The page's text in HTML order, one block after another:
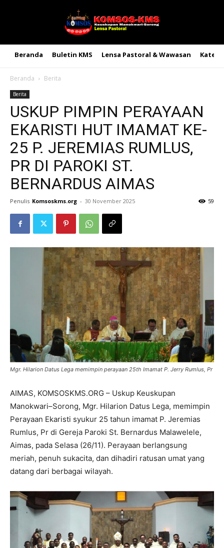
Beranda Buletin KMS Lensa Pastoral & Wawasan
Beranda Berita
Berita
USKUP PIMPIN PERAYAAN
EKARISTI HUT IMAMAT KE-
25 P. JEREMIAS RUMLUS,
PR DI PAROKI ST.
BERNARDUS AIMAS
Penulis Komsoskms.org - 30 November 2025 59
Mgr. Hilarion Datus Lega memimpin perayaan 25th Imamat P. Jerry Rumlus, Pr
AIMAS, KOMSOSKMS.ORG – Uskup Keuskupan
Manokwari–Sorong, Mgr. Hilarion Datus Lega, memimpin
Perayaan Ekaristi syukur 25 tahun imamat P. Jeremias
Rumlus, Pr di Gereja Paroki St. Bernardus Malawelele,
Aimas, pada Selasa (26/11). Perayaan berlangsung
meriah, penuh sukacita, dan dihadiri ratusan umat yang
datang dari berbagai wilayah.